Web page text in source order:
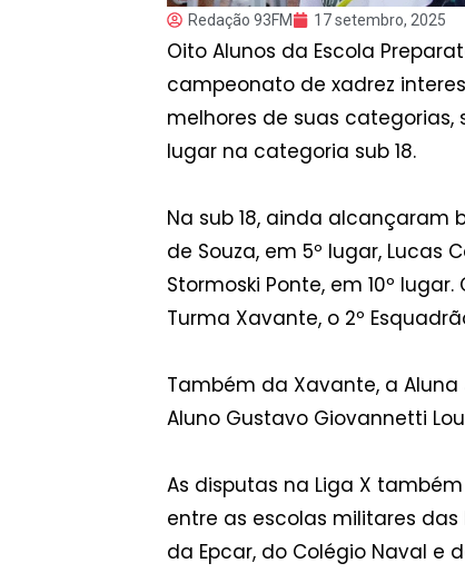
Redação 93FM 17 setembro, 2025
Oito Alunos da Escola
campeonato de xadrez
melhores de suas categorias,
lugar na categoria sub 18.
Na sub 18, ainda alcançaram
de Souza, em 5º lugar, Lucas
Stormoski Ponte, em 10º
Turma Xavante, o 2º
Também da Xavante, a
Aluno Gustavo Giovannetti
As disputas na Liga X
entre as escolas militares
da Epcar, do Colégio Naval e